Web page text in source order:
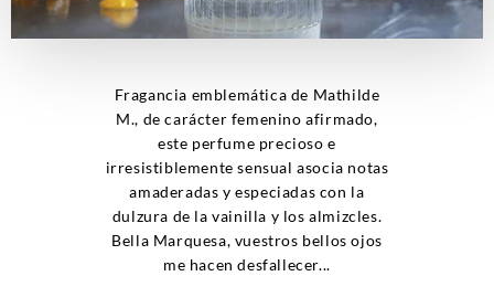
Fragancia emblemática de Mathilde
M., de carácter femenino afirmado,
este perfume precioso e
irresistiblemente sensual asocia notas
amaderadas y especiadas con la
dulzura de la vainilla y los almizcles.
Bella Marquesa, vuestros bellos ojos
me hacen desfallecer...